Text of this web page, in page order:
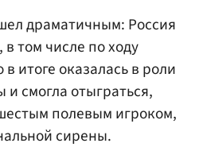
драматичным: Россия
том числе по ходу
итоге оказалась в роли
смогла отыграться,
полевым игроком,
сирены.